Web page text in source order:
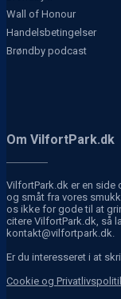
Wall of Honour
Handelsbetingelser
Brøndby podcast
Om VilfortPark.dk
VilfortPark.dk er en
og småt fra vores
os ikke for gode til at
citere VilfortPark.dk, så
kontakt@vilfortpark.dk.
Er du interesseret i at
Cookie og